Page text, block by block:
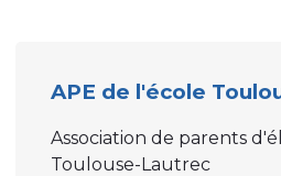
APE de l'école
Association de parents
Toulouse-Lautrec